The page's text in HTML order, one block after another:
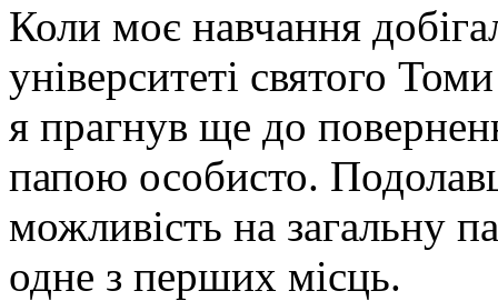
Коли моє навчання
університеті святого
я прагнув ще до
папою особисто.
можливість на загальну
одне з перших місць.